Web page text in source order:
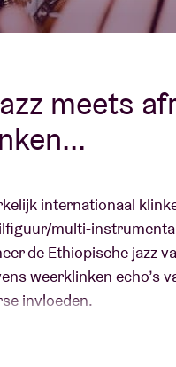
meets
internationaal
multi-
de Ethiopische jazz
weerklinken echo’s
invloeden.
wij hun debuut ‘